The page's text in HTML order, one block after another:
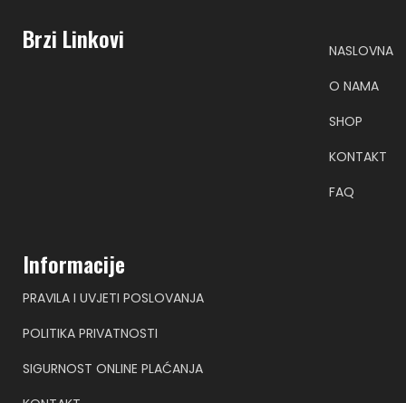
Brzi Linkovi
NASLOVNA
O NAMA
SHOP
KONTAKT
FAQ
Informacije
PRAVILA I UVJETI POSLOVANJA
POLITIKA PRIVATNOSTI
SIGURNOST ONLINE PLAĆANJA